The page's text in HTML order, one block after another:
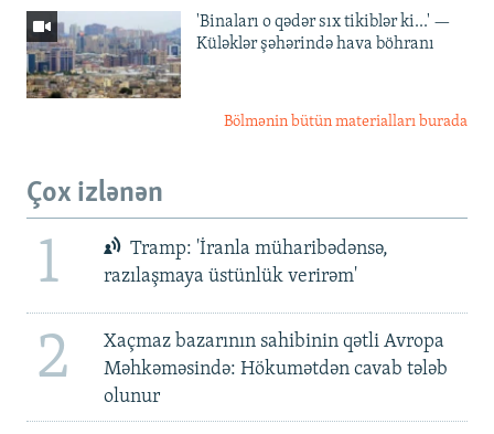
'Binaları o qədər sıx tikiblər ki...' —
Küləklər şəhərində hava böhranı
Bölmənin bütün materialları burada
Çox izlənən
1
Tramp: 'İranla müharibədənsə,
razılaşmaya üstünlük verirəm'
2
Xaçmaz bazarının sahibinin qətli Avropa
Məhkəməsində: Hökumətdən cavab tələb
olunur